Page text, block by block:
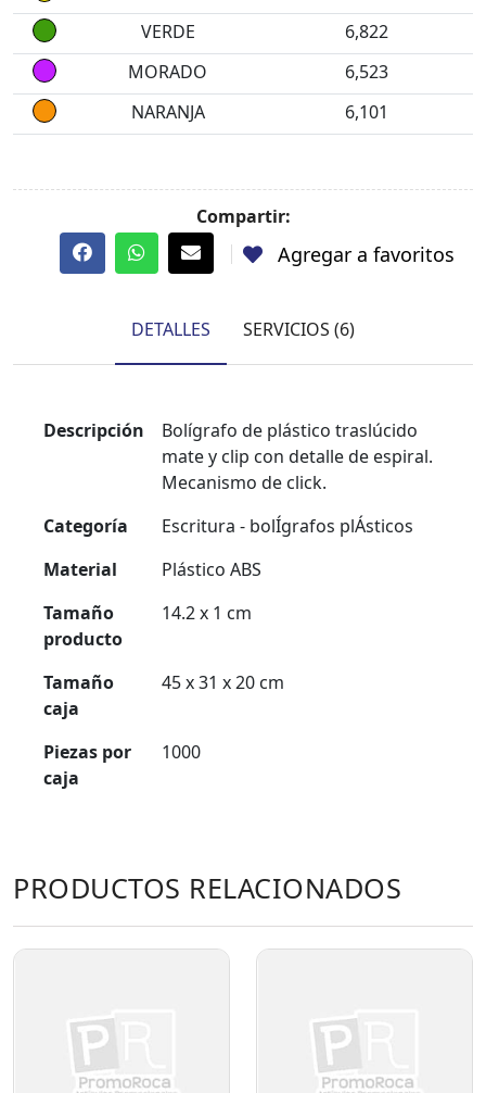
VERDE
6,822
MORADO
6,523
NARANJA
6,101
Compartir:
Agregar a favoritos
DETALLES SERVICIOS (6)
Descripción
Bolígrafo de plástico traslúcido
mate y clip con detalle de espiral.
Mecanismo de click.
Categoría
Escritura - bolÍgrafos plÁsticos
Material
Plástico ABS
Tamaño
producto
14.2 x 1 cm
Tamaño
caja
45 x 31 x 20 cm
Piezas por
caja
1000
PRODUCTOS RELACIONADOS